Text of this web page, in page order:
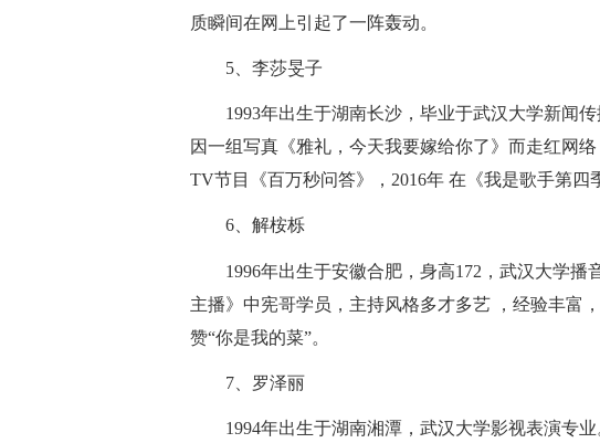
质瞬间在网上引起了一阵轰动。
5、李莎旻子
1993年出生于湖南长沙，毕业于武汉大学新闻
因一组写真《雅礼，今天我要嫁给你了》而走红网
TV节目《百万秒问答》，2016年 在《我是歌手第四
6、解桉栎
1996年出生于安徽合肥，身高172，武汉大学
主播》中宪哥学员，主持风格多才多艺 ，经验丰富
赞“你是我的菜”。
7、罗泽丽
1994年出生于湖南湘潭，武汉大学影视表演专